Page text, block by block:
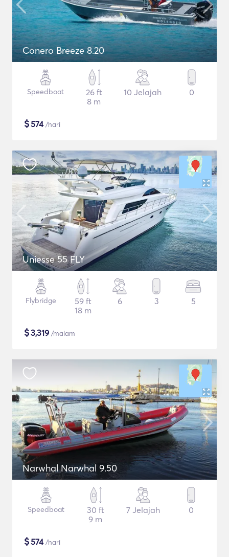
Conero Breeze 8.20
Speedboat
26 ft
8 m
10 Jelajah 0
$574/hari
Uniesse 55 FLY
Flybridge
59 ft
18 m
6 3 5
$3,319 /malam
Narwhal Narwhal 9.50
Speedboat
30 ft
9 m
7 Jelajah 0
$574/hari